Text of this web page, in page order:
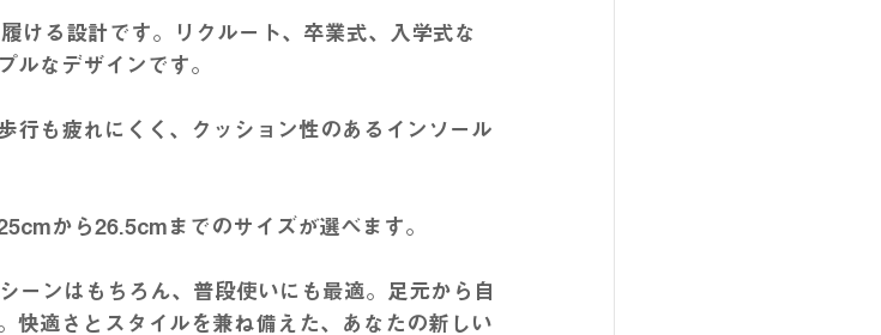
ける設計です。リクルート、卒業式、入学式な
ルなデザインです。
行も疲れにくく、クッション性のあるインソール
から26.5cmまでのサイズが選べます。
ーンはもちろん、普段使いにも最適。足元から自
快適さとスタイルを兼ね備えた、あなたの新しい